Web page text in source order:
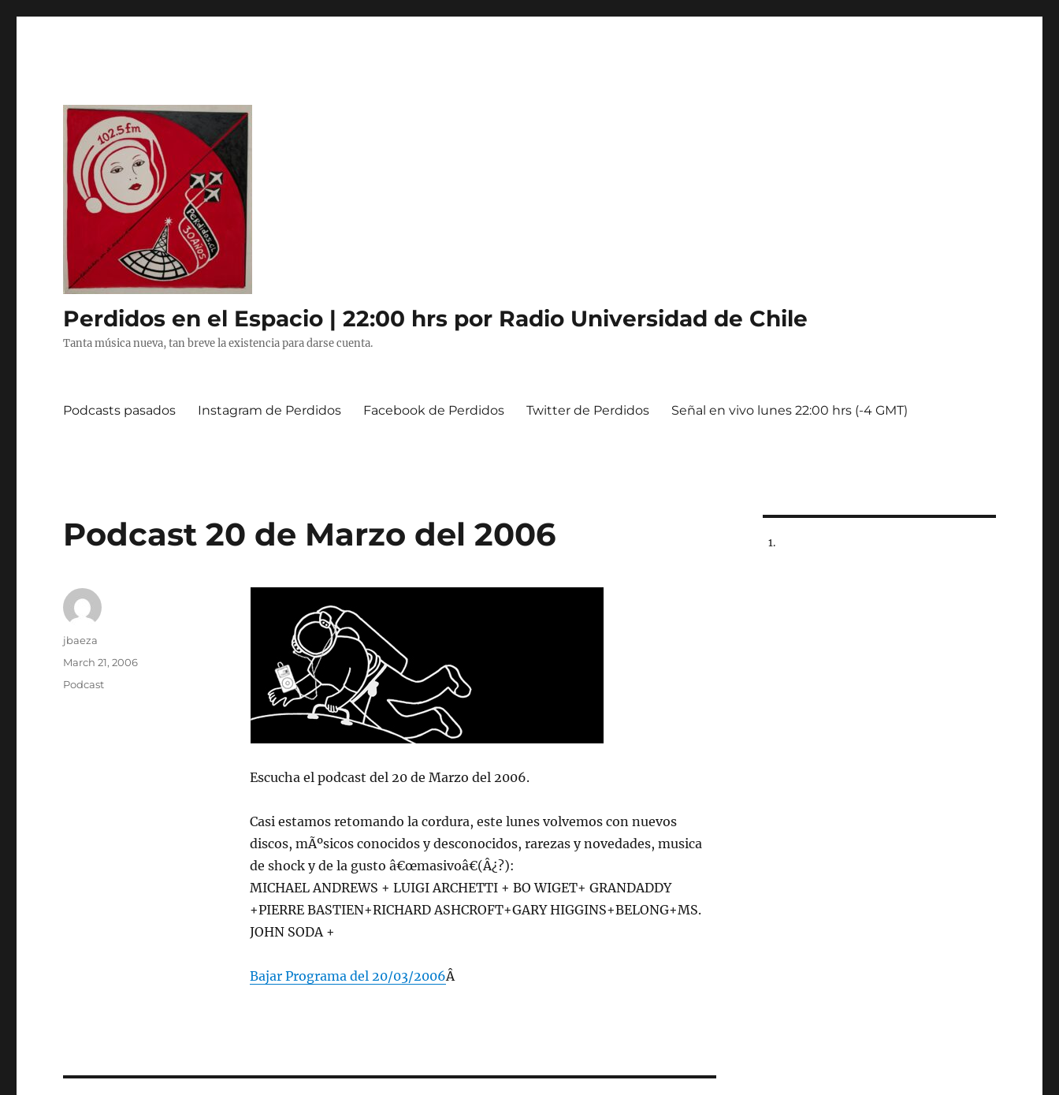
Perdidos en el Espacio | 22:00 hrs por Radio Universidad de Chile
Tanta música nueva, tan breve la existencia para darse cuenta.
Podcasts pasados Instagram de Perdidos Facebook de Perdidos Twitter de Perdidos Señal en vivo lunes 22:00 hrs (-4 GMT)
Podcast 20 de Marzo del 2006
Escucha el podcast del 20 de Marzo del 2006.
Casi estamos retomando la cordura, este lunes volvemos con nuevos
discos, mÃºsicos conocidos y desconocidos, rarezas y novedades, musica
de shock y de la gusto â€œmasivoâ€(Â¿?):
MICHAEL ANDREWS + LUIGI ARCHETTI + BO WIGET+ GRANDADDY
+PIERRE BASTIEN+RICHARD ASHCROFT+GARY HIGGINS+BELONG+MS.
JOHN SODA +
Bajar Programa del 20/03/2006Â
Author
jbaeza
Posted
March 21, 2006
Categories
Podcast